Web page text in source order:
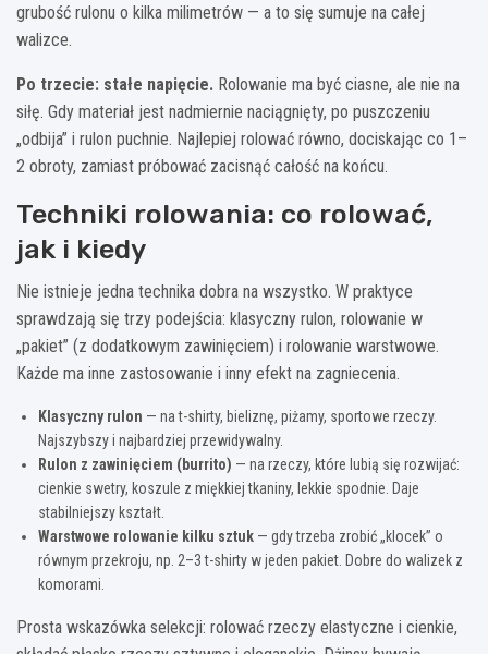
grubość rulonu o kilka milimetrów — a to się sumuje na całej
walizce.
Po trzecie: stałe napięcie. Rolowanie ma być ciasne, ale nie na
siłę. Gdy materiał jest nadmiernie naciągnięty, po puszczeniu
„odbija” i rulon puchnie. Najlepiej rolować równo, dociskając co 1–
2 obroty, zamiast próbować zacisnąć całość na końcu.
Techniki rolowania: co rolować,
jak i kiedy
Nie istnieje jedna technika dobra na wszystko. W praktyce
sprawdzają się trzy podejścia: klasyczny rulon, rolowanie w
„pakiet” (z dodatkowym zawinięciem) i rolowanie warstwowe.
Każde ma inne zastosowanie i inny efekt na zagniecenia.
Klasyczny rulon — na t-shirty, bieliznę, piżamy, sportowe rzeczy.
Najszybszy i najbardziej przewidywalny.
Rulon z zawinięciem (burrito) — na rzeczy, które lubią się rozwijać:
cienkie swetry, koszule z miękkiej tkaniny, lekkie spodnie. Daje
stabilniejszy kształt.
Warstwowe rolowanie kilku sztuk — gdy trzeba zrobić „klocek” o
równym przekroju, np. 2–3 t-shirty w jeden pakiet. Dobre do walizek z
komorami.
Prosta wskazówka selekcji: rolować rzeczy elastyczne i cienkie,